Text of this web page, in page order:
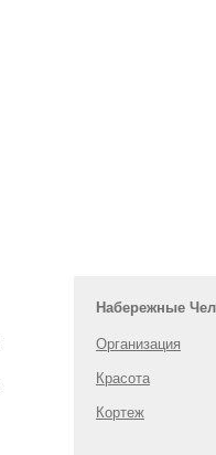
Набережные
Организация
Красота
Кортеж